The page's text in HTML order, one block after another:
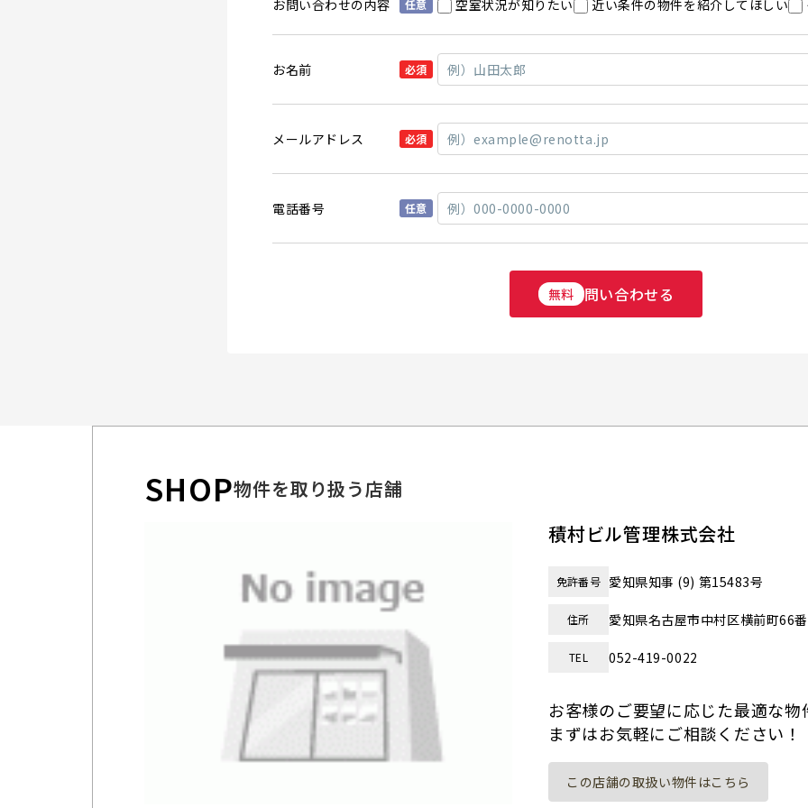
お問い合わせの内容 任意 空室状況が知りたい 近い条件の物件を紹介してほしい
お名前 必須
メールアドレス 必須
電話番号 任意
無料 問い合わせる
SHOP物件を取り扱う店舗
積村ビル管理株式会社
免許番号 愛知県知事 (9) 第15483号
住所 愛知県名古屋市中村区横前町66
TEL 052-419-0022
お客様のご要望に応じた最適な
まずはお気軽にご相談ください！
この店舗の取扱い物件はこちら